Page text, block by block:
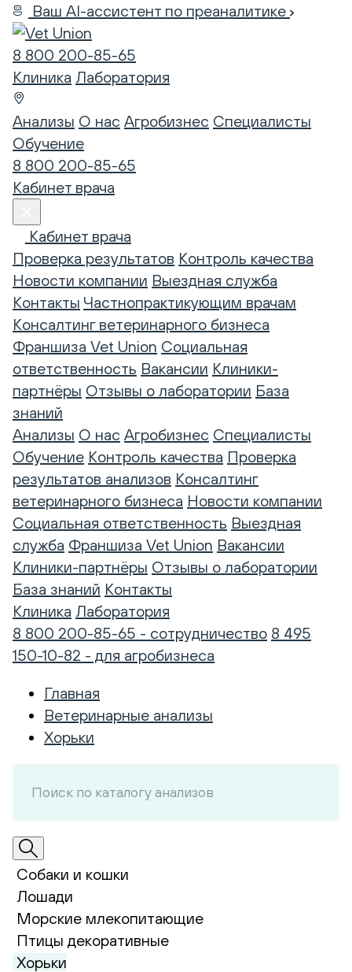
Ваш AI-ассистент по преаналитике
8 800 200-85-65
Клиника Лаборатория
Анализы О нас Агробизнес Специалисты
Обучение
8 800 200-85-65
Кабинет врача
Кабинет врача
Проверка результатов Контроль качества
Новости компании Выездная служба
Контакты Частнопрактикующим врачам
Консалтинг ветеринарного бизнеса
Франшиза Vet Union Социальная
ответственность Вакансии Клиники-
партнёры Отзывы о лаборатории База
знаний
Анализы О нас Агробизнес Специалисты
Обучение Контроль качества Проверка
результатов анализов Консалтинг
ветеринарного бизнеса Новости компании
Социальная ответственность Выездная
служба Франшиза Vet Union Вакансии
Клиники-партнёры Отзывы о лаборатории
База знаний Контакты
Клиника Лаборатория
8 800 200-85-65 - сотрудничество 8 495
150-10-82 - для агробизнеса
Главная
Ветеринарные анализы
Хорьки
Собаки и кошки
Лошади
Морские млекопитающие
Птицы декоративные
Хорьки